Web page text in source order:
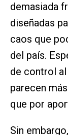
demasiada
diseñadas
caos que
del país.
de control
parecen
que por
Sin